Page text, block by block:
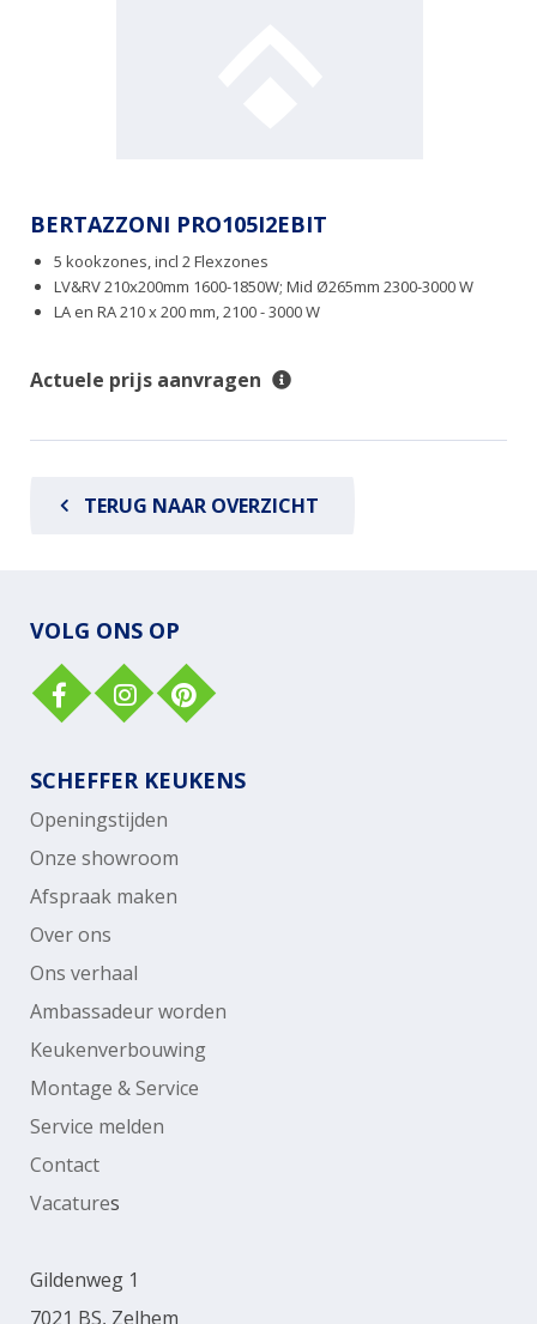
BERTAZZONI PRO105I2EBIT
5 kookzones, incl 2 Flexzones
LV&RV 210x200mm 1600-1850W; Mid Ø265mm 2300-3000 W
LA en RA 210 x 200 mm, 2100 - 3000 W
Actuele prijs aanvragen
TERUG NAAR OVERZICHT
VOLG ONS OP
SCHEFFER KEUKENS
Openingstijden
Onze showroom
Afspraak maken
Over ons
Ons verhaal
Ambassadeur worden
Keukenverbouwing
Montage & Service
Service melden
Contact
Vacatures
Gildenweg 1
7021 BS, Zelhem